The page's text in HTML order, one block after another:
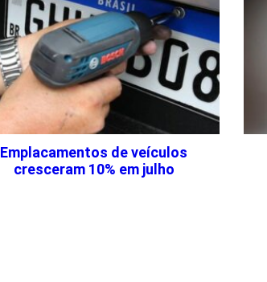
Emplacamentos de veículos
cresceram 10% em julho